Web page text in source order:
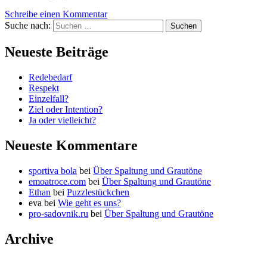
Schreibe einen Kommentar
Suche nach:
Neueste Beiträge
Redebedarf
Respekt
Einzelfall?
Ziel oder Intention?
Ja oder vielleicht?
Neueste Kommentare
sportiva bola bei Über Spaltung und Grautöne
emoatroce.com bei Über Spaltung und Grautöne
Ethan bei Puzzlestückchen
eva bei Wie geht es uns?
pro-sadovnik.ru bei Über Spaltung und Grautöne
Archive